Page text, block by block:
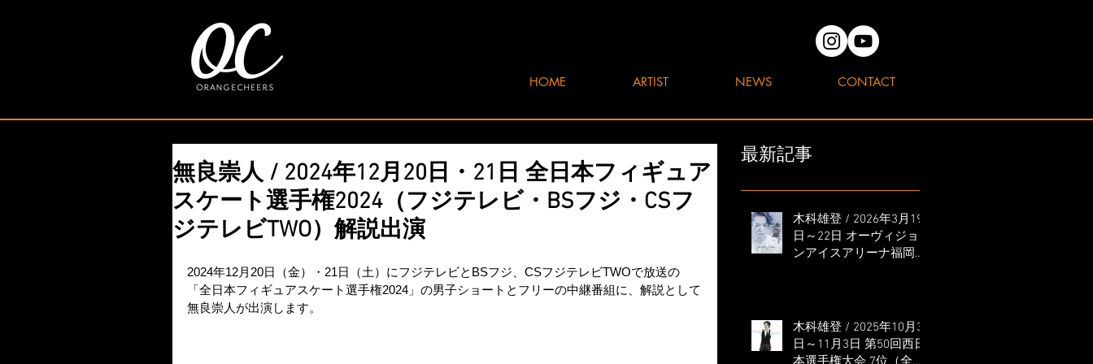
HOME ARTIST NEWS CONTACT
無良崇人 / 2024年12月20日・21日 全日本フィギュア
スケート選手権2024（フジテレビ・BSフジ・CSフ
ジテレビTWO）解説出演
2024年12月20日（金）・21日（土）にフジテレビとBSフジ、CSフジテレビTWOで放送の
「全日本フィギュアスケート選手権2024」の男子ショートとフリーの中継番組に、解説として
無良崇人が出演します。
最新記事
木科雄登 / 2026年3月19
日～22日 オーヴィジョ
ンアイスアリーナ福岡
木科雄登 / 2025年10月31
日～11月3日 第50回西日